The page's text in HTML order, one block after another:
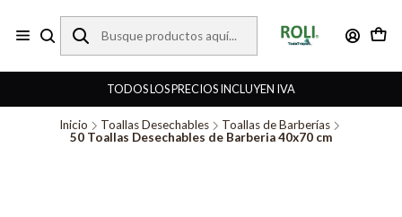
TODOS LOS PRECIOS INCLUYEN IVA
Inicio Toallas Desechables
Toallas de Barberías
50 Toallas Desechables de Barberia 40x70 cm